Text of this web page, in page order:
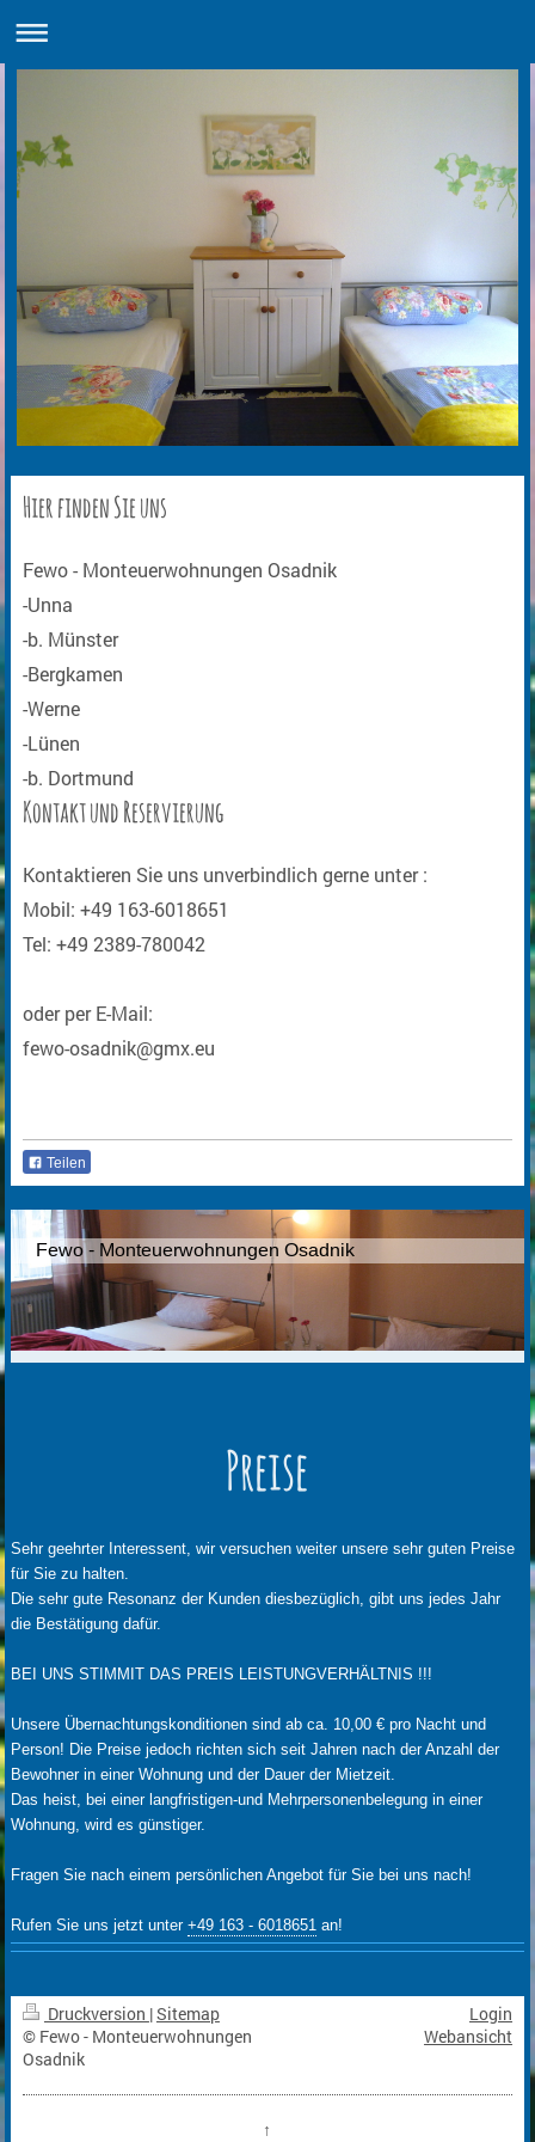
Hier finden Sie uns
Fewo - Monteuerwohnungen Osadnik
-Unna
-b. Münster
-Bergkamen
-Werne
-Lünen
-b. Dortmund
Kontakt und Reservierung
Kontaktieren Sie uns unverbindlich gerne unter :
Mobil: +49 163-6018651
Tel: +49 2389-780042
oder per E-Mail:
fewo-osadnik@gmx.eu
Teilen
Fewo - Monteuerwohnungen Osadnik
Preise
Sehr geehrter Interessent, wir versuchen weiter unsere sehr guten Preise
für Sie zu halten.
Die sehr gute Resonanz der Kunden diesbezüglich, gibt uns jedes Jahr
die Bestätigung dafür.
BEI UNS STIMMIT DAS PREIS LEISTUNGVERHÄLTNIS !!!
Unsere Übernachtungskonditionen sind ab ca. 10,00 € pro Nacht und
Person! Die Preise jedoch richten sich seit Jahren nach der Anzahl der
Bewohner in einer Wohnung und der Dauer der Mietzeit.
Das heist, bei einer langfristigen-und Mehrpersonenbelegung in einer
Wohnung, wird es günstiger.
Fragen Sie nach einem persönlichen Angebot für Sie bei uns nach!
Rufen Sie uns jetzt unter +49 163 - 6018651 an!
Druckversion |Sitemap
© Fewo - Monteuerwohnungen
Osadnik
Login
Webansicht
↑